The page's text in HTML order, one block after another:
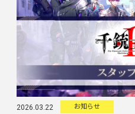
2026.03.22 お知らせ